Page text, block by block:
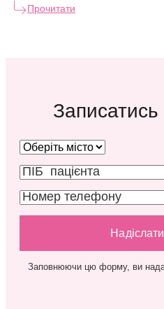
Прочитати
Заповнюючи цю форму, ви